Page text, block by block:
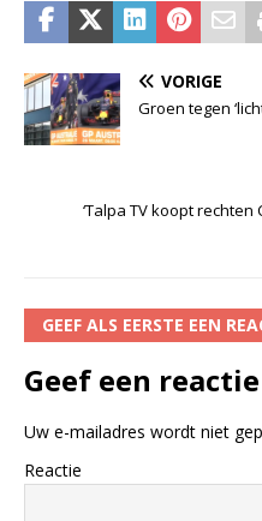
VORIGE
Groen tegen
‘Talpa TV koopt rechten
GEEF ALS EERSTE EEN
Geef een reactie
Uw e-mailadres wordt niet
Reactie